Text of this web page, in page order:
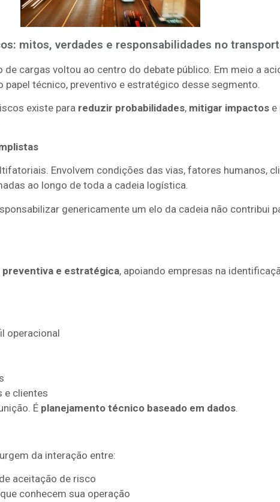
mitos, verdades e responsabilidades no
cargas voltou ao centro do debate público. Em meio a
técnico, preventivo e estratégico desse segmento.
existe para reduzir probabilidades, mitigar impactos e
Envolvem condições das vias, fatores humanos,
ao longo de toda a cadeia logística.
genericamente um elo da cadeia não contribui
preventiva e estratégica, apoiando empresas na
operacional
e clientes
É planejamento técnico baseado em dados.
da interação entre:
aceitação de risco
conhecem sua operação